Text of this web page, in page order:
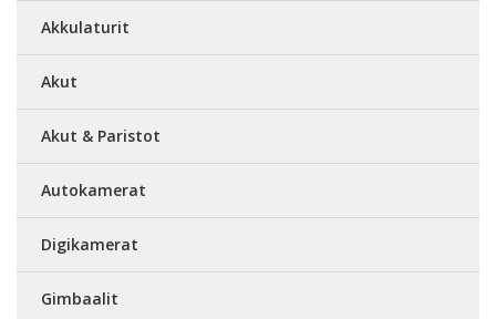
Akkulaturit
Akut
Akut & Paristot
Autokamerat
Digikamerat
Gimbaalit